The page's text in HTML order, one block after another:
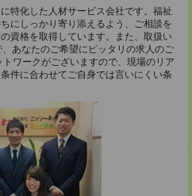
特化した人材サービス会社です。福祉
にしっかり寄り添えるよう、ご相談を
資格を取得しています。また、取扱い
あなたのご希望にピッタリの求人のご
ワークがございますので、現場のリア
件に合わせてご自身では言いにくい条